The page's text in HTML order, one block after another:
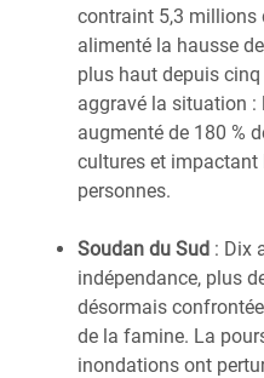
contraint 5,3 millions
alimenté la hausse
plus haut depuis
aggravé la situation
augmenté de 180 %
cultures et impactant
personnes.
Soudan du Sud : Dix
indépendance, plus
désormais
de la famine. La
inondations ont